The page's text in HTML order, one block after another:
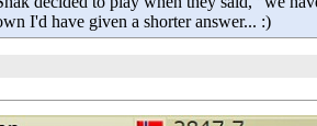
I'd have given a shorter answer... :)